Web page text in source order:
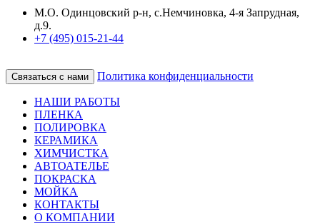
М.О. Одинцовский р-н, с.Немчиновка, 4-я Запрудная,
д.9.
+7 (495) 015-21-44
Связаться с нами Политика конфиденциальности
НАШИ РАБОТЫ
ПЛЕНКА
ПОЛИРОВКА
КЕРАМИКА
ХИМЧИСТКА
АВТОАТЕЛЬЕ
ПОКРАСКА
МОЙКА
КОНТАКТЫ
О КОМПАНИИ